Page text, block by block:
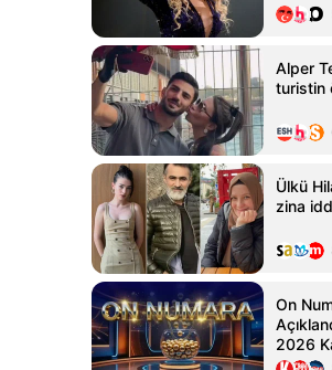
Alper
turistin
Ülkü
zina
On
2026